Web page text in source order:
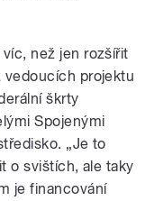
než jen rozšířit
vedoucích projektu
škrty
Spojenými
„Je to
o svištích, ale taky
je financování